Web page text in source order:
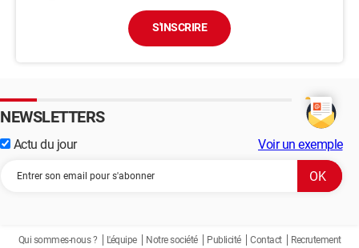
S'INSCRIRE
NEWSLETTERS
Actu du jour Voir un exemple
Qui sommes-nous ? L'équipe Notre société Publicité Contact
Recrutement